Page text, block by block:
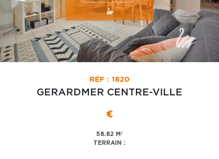
RÉF : 1820
GERARDMER CENTRE-VILLE
€
58.82 M²
TERRAIN :